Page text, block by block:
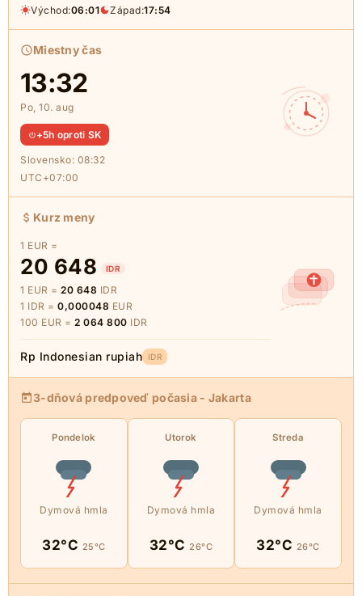
Východ:06:01 Západ:17:54
Miestny čas
13:32
Po, 10. aug
+5h oproti SK
Slovensko: 08:32
UTC+07:00
Kurz meny
1 EUR =
20 648 IDR
1 EUR = 20 648 IDR
1 IDR = 0,000048 EUR
100 EUR = 2 064 800 IDR
Rp Indonesian rupiah IDR
3-dňová predpoveď počasia - Jakarta
Pondelok
Dymová hmla
32°C 25°C
Utorok
Dymová hmla
32°C26°C
Streda
Dymová hmla
32°C 26°C